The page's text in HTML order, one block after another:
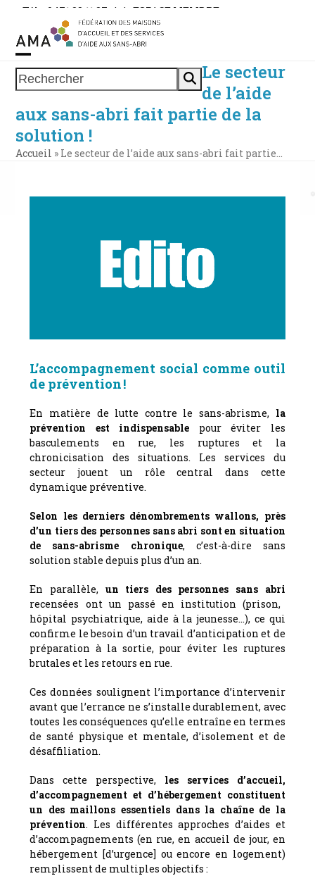
Skip
content
Tél. : 0471 38 11 37 | | ESPACE MEMBRE
Rechercher
Open
mobile
menu
Close
mobile
menu
Le secteur
de l’aide
aux sans-abri fait partie de la
solution !
Accueil » Le secteur de l’aide aux sans-abri fait partie…
L’accompagnement social comme outil
de prévention !
En matière de lutte contre le sans-abrisme, la
prévention est indispensable pour éviter les
basculements en rue, les ruptures et la
chronicisation des situations. Les services du
secteur jouent un rôle central dans cette
dynamique préventive.
Selon les derniers dénombrements wallons, près
d’un tiers des personnes sans abri sont en situation
de sans-abrisme chronique, c’est-à-dire sans
solution stable depuis plus d’un an.
En parallèle, un tiers des personnes sans abri
recensées ont un passé en institution (prison,
hôpital psychiatrique, aide à la jeunesse…), ce qui
confirme le besoin d’un travail d’anticipation et de
préparation à la sortie, pour éviter les ruptures
brutales et les retours en rue.
Ces données soulignent l’importance d’intervenir
avant que l’errance ne s’installe durablement, avec
toutes les conséquences qu’elle entraîne en termes
de santé physique et mentale, d’isolement et de
désaffiliation.
Dans cette perspective, les services d’accueil,
d’accompagnement et d’hébergement constituent
un des maillons essentiels dans la chaîne de la
prévention. Les différentes approches d’aides et
d’accompagnements (en rue, en accueil de jour, en
hébergement [d’urgence] ou encore en logement)
remplissent de multiples objectifs :